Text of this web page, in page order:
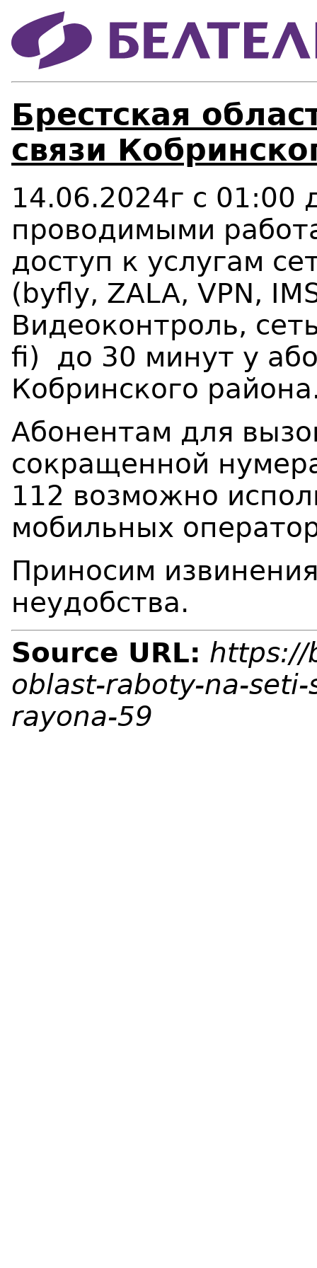
Брестская
связи
14.06.2024г с 01:00
проводимыми
доступ к услугам
(byfly, ZALA, VPN,
Видеоконтроль,
fi) до 30 минут у
Кобринского
Абонентам для
сокращенной
112 возможно
мобильных
Приносим
неудобства.
Source URL: https://
oblast-raboty-na-
rayona-59